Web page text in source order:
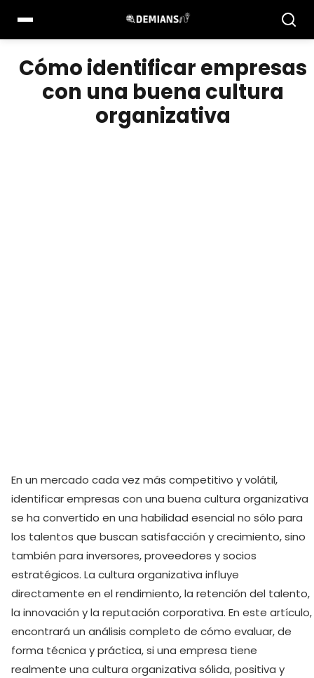
para
el
contenido
Cómo identificar empresas
con una buena cultura
organizativa
En un mercado cada vez más competitivo y volátil,
identificar empresas con una buena cultura organizativa
se ha convertido en una habilidad esencial no sólo para
los talentos que buscan satisfacción y crecimiento, sino
también para inversores, proveedores y socios
estratégicos. La cultura organizativa influye
directamente en el rendimiento, la retención del talento,
la innovación y la reputación corporativa. En este artículo,
encontrará un análisis completo de cómo evaluar, de
forma técnica y práctica, si una empresa tiene
realmente una cultura organizativa sólida, positiva y